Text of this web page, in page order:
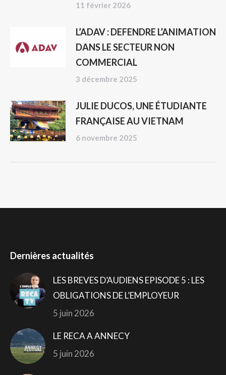
11 février 2026
L’ADAV : DEFENDRE L’ANIMATION
DANS LE SECTEUR NON
COMMERCIAL
3 décembre 2025
JULIE DUCOS, UNE ÉTUDIANTE
FRANÇAISE AU VIETNAM
6 novembre 2025
Dernières actualités
LES BREVES D’AUDIENS EPISODE 5 : LES
OBLIGATIONS DE L’EMPLOYEUR
5 juin 2026
LE RECA A ANNECY
5 juin 2026